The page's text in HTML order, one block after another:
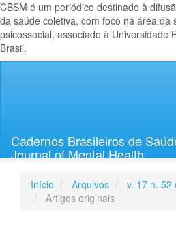
CBSM é um periódico destinado à
da saúde coletiva, com foco na área da
psicossocial, associado à Universidade
Brasil.
Lateral
Cadernos Brasileiros de
Journal of Mental Health
Início Arquivos
v. 17 n. 52
Artigos originais